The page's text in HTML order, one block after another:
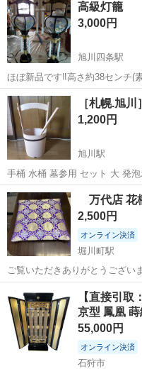
高級灯籠
3,000円
旭川四条駅
ほぼ新品です‼️高さ約38センチ(
ロフ必読
北海道 旭川市 旭川四条駅
［札幌.旭
1,200円
旭川駅
手桶 水桶 墓参用 セット 大 発泡ポリエチレン製 ほとんど使用してま
せん、美品 お渡し場所 札幌発
ノーリターン
北海道 旭川市 旭川駅
万代店 花
2,500円
オンライン決済
堀川町駅
ご覧いただきありがとうございます。 鮮やかな紫色に金の
れた花柄の座布団。 大きさは 65cmx70cmx8cm(厚み) PayPay(ペイペ
イ) など支払い対応！ 自宅にい
堀川町駅
【直接引取
京型 鳳凰
55,000円
オンライン決済
石狩市